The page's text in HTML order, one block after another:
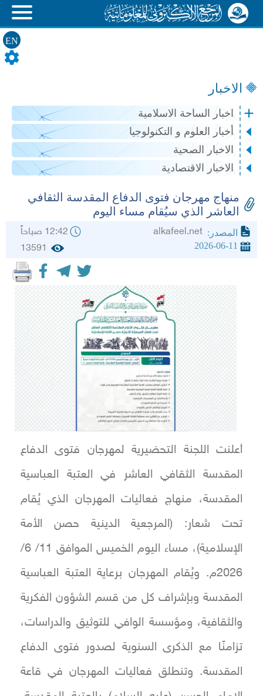
EN
الاخبار
اخبار الساحة الاسلامية
أخبار العلوم و التكنولوجيا
الاخبار الصحية
الاخبار الاقتصادية
منهاج مهرجان فتوى الدفاع المقدسة الثقافي
العاشر الذي سيُقام مساء اليوم
المصدر: 12:42 صباحاً
2026-06-11
13591
أعلنت اللجنة التحضيرية لمهرجان فتوى الدفاع
المقدسة الثقافي العاشر في العتبة العباسية
المقدسة، منهاج فعاليات المهرجان الذي يُقام
تحت شعار: (المرجعية الدينية حصن الأمة
الإسلامية)، مساء اليوم الخميس الموافق 11/ 6/
2026م. ويُقام المهرجان برعاية العتبة العباسية
المقدسة وبإشراف كل من قسم الشؤون الفكرية
والثقافية، ومؤسسة الوافي للتوثيق والدراسات،
تزامنًا مع الذكرى السنوية لصدور فتوى الدفاع
المقدسة. وتنطلق فعاليات المهرجان في قاعة